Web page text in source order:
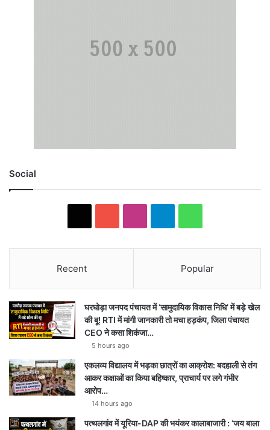
Social
Recent Popular
घरघोड़ा जनपद पंचायत में ‘सामुदायिक विकास निधि’ में बड़े खेल
की बू! RTI में मांगी जानकारी तो मचा हड़कंप, जिला पंचायत
CEO ने कसा शिकंजा…
5 hours ago
एकलव्य विद्यालय में भड़का छात्रों का आक्रोश: बदहाली से तंग
आकर कक्षाओं का किया बहिष्कार, प्राचार्य पर लगे गंभीर
आरोप…
14 hours ago
पत्थलगांव में यूरिया-DAP की भयंकर कालाबाजारी : ‘जय बाला